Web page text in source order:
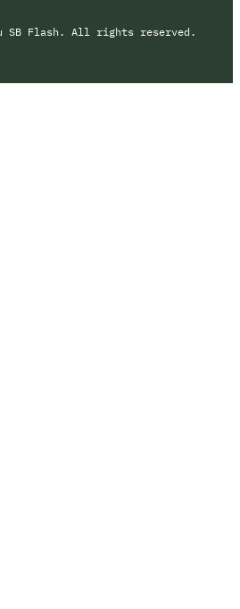
SB Flash. All rights reserved.